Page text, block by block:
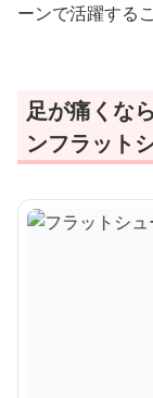
ーンで活躍する
足が痛くな
ンフラット